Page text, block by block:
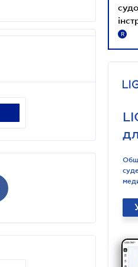
R